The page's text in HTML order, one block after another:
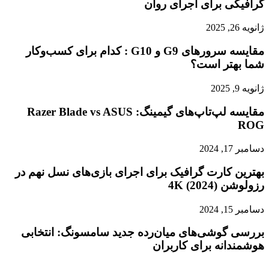
گرافیکی برای اجرای روان
ژانویه 26, 2025
مقایسه سرورهای G9 و G10 : کدام برای کسب‌وکار
شما بهتر است؟
ژانویه 9, 2025
مقایسه لپ‌تاپ‌های گیمینگ: Razer Blade vs ASUS
ROG
دسامبر 17, 2024
بهترین کارت گرافیک برای اجرای بازی‌های نسل نهم در
رزولوشن 4K (2024)
دسامبر 15, 2024
بررسی گوشی‌های میان‌رده جدید سامسونگ: انتخابی
هوشمندانه برای کاربران